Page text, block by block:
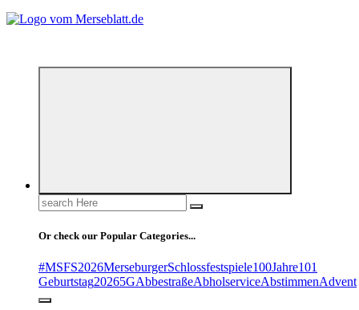
Search
for:
Or check our Popular Categories...
#MSFS2026MerseburgerSchlossfestspiele100Jahre101
Geburtstag20265GAbbestraßeAbholserviceAbstimmenAdvent